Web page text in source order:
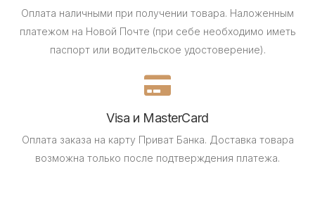
Оплата наличными при получении товара. Наложенным
платежом на Новой Почте (при себе необходимо иметь
паспорт или водительское удостоверение).
Visa и MasterCard
Оплата заказа на карту Приват Банка. Доставка товара
возможна только после подтверждения платежа.